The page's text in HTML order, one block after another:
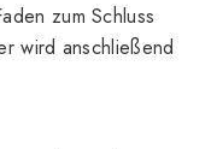
zum Schluss
wird anschließend